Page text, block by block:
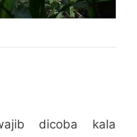
dicoba kala